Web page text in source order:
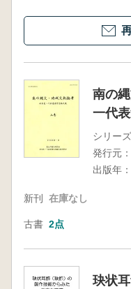
南の
一代
シリーズ
発行元：
出版年：
新刊 在庫なし
古書 2点
玦状